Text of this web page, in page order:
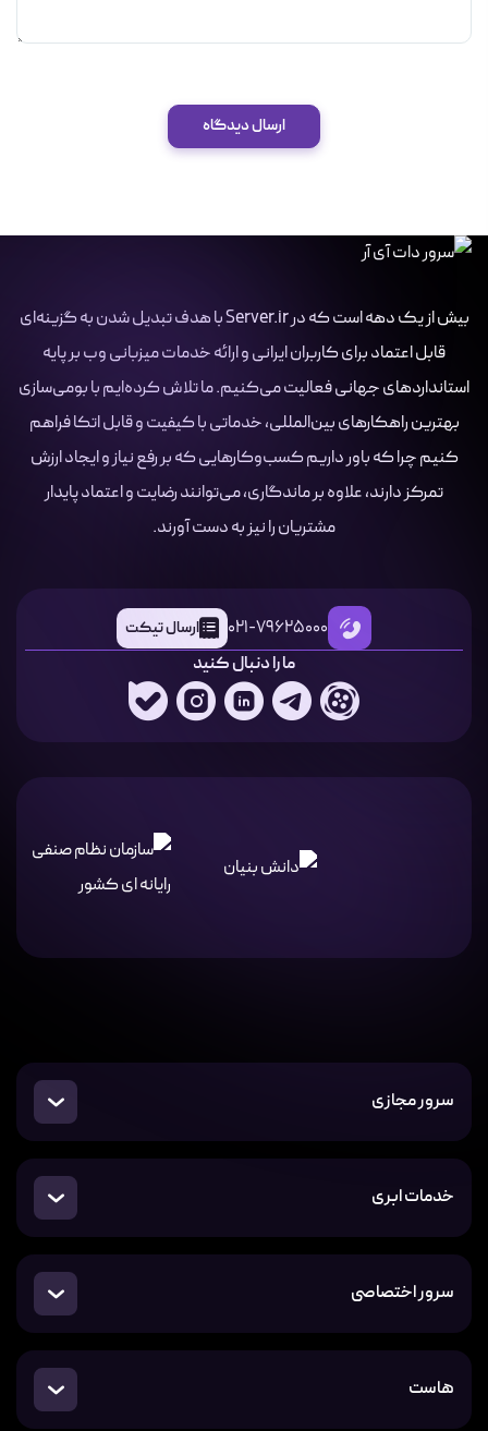
ارسال دیدگاه
بیش از یک دهه است که در Server.ir با هدف تبدیل شدن به گزینه‌ای
قابل اعتماد برای کاربران ایرانی و ارائه خدمات میزبانی وب بر پایه
استانداردهای جهانی فعالیت می‌کنیم. ما تلاش کرده‌ایم با بومی‌سازی
بهترین راهکارهای بین‌المللی، خدماتی با کیفیت و قابل اتکا فراهم
کنیم چرا که باور داریم کسب‌وکارهایی که بر رفع نیاز و ایجاد ارزش
تمرکز دارند، علاوه بر ماندگاری، می‌توانند رضایت و اعتماد پایدار
مشتریان را نیز به دست آورند.
021-79625000 ارسال تیکت
ما را دنبال کنید
سرور مجازی
خدمات ابری
سرور اختصاصی
هاست